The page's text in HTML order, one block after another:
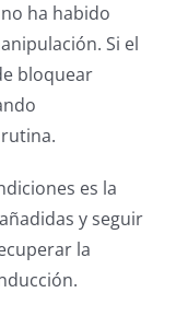
ha habido
Si el
bloquear
es la
y seguir
la